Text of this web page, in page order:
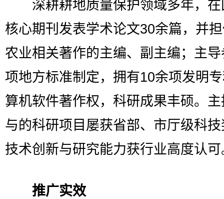
深耕耕地质量保护领域多年，在
核心期刊发表学术论文30余篇，并
农业相关著作的主编、副主编；主
项地方标准制定，拥有10余项发明
算机软件著作权，科研成果丰硕。
与的科研项目屡获省部、市厅级科
技术创新与研究能力获行业高度认可
推广实效